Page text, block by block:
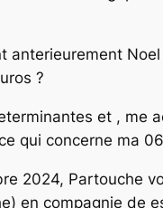
anterieurement
?
et , me
qui concerne ma
2024, Partouche
en compagnie de